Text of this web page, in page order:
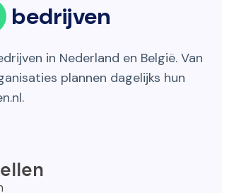
bedrijven
in Nederland en België. Van
plannen dagelijks hun